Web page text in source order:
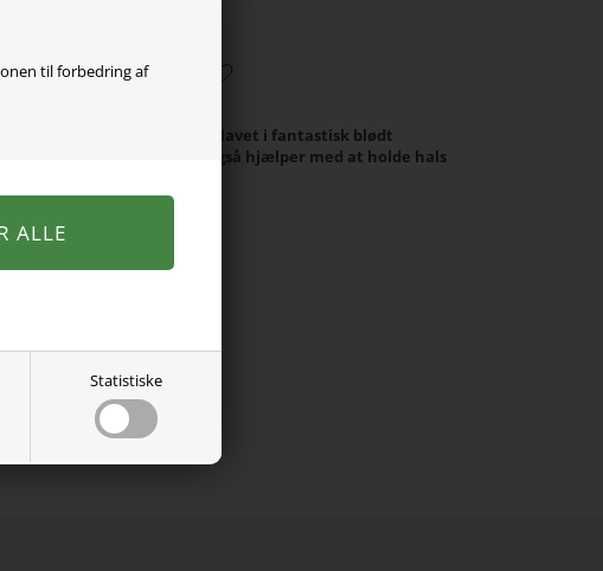
til forbedring af
Statistiske
elefanthue fra Name It lavet i fantastisk blødt
længde for neden så den også hjælper med at holde hals
4736535